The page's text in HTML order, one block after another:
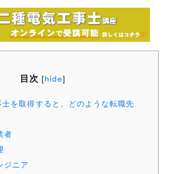
目次 [hide]
を取得すると、どのような転職先
者
ジニア